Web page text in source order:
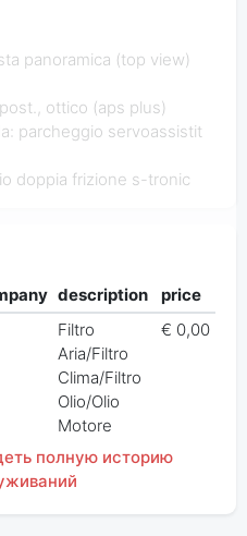
panoramica (top view)
ottico (aps plus)
parcheggio servoassistit
doppia frizione s-tronic
description
price
Filtro
Aria/Filtro
Clima/Filtro
Olio/Olio
Motore
€ 0,00
полную историю